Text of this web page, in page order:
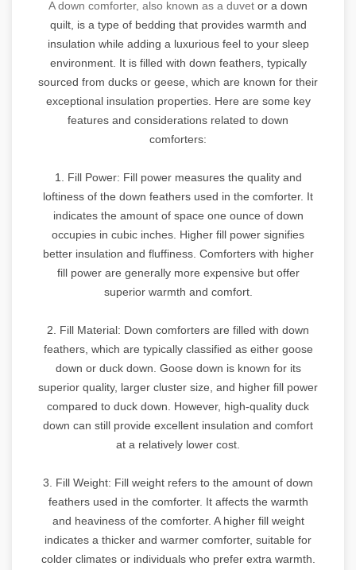
A down comforter, also known as a duvet or a down
quilt, is a type of bedding that provides warmth and
insulation while adding a luxurious feel to your sleep
environment. It is filled with down feathers, typically
sourced from ducks or geese, which are known for their
exceptional insulation properties. Here are some key
features and considerations related to down
comforters:
1. Fill Power: Fill power measures the quality and
loftiness of the down feathers used in the comforter. It
indicates the amount of space one ounce of down
occupies in cubic inches. Higher fill power signifies
better insulation and fluffiness. Comforters with higher
fill power are generally more expensive but offer
superior warmth and comfort.
2. Fill Material: Down comforters are filled with down
feathers, which are typically classified as either goose
down or duck down. Goose down is known for its
superior quality, larger cluster size, and higher fill power
compared to duck down. However, high-quality duck
down can still provide excellent insulation and comfort
at a relatively lower cost.
3. Fill Weight: Fill weight refers to the amount of down
feathers used in the comforter. It affects the warmth
and heaviness of the comforter. A higher fill weight
indicates a thicker and warmer comforter, suitable for
colder climates or individuals who prefer extra warmth.